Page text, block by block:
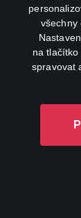
všechny
na
spravovat
L-1246